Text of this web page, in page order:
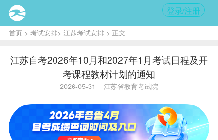
登录/注册
首页> 考试安排> 江苏考试安排> 正文
江苏自考2026年10月和2027年1月考试日程及开
考课程教材计划的通知
2026-05-31 江苏省教育考试院